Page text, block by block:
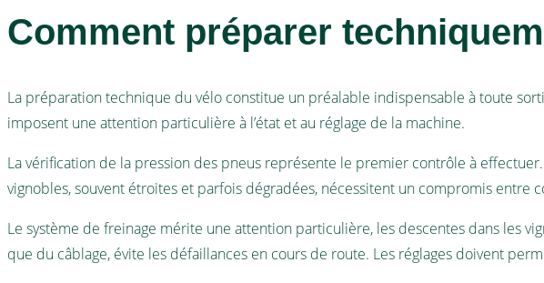
Comment préparer
La préparation technique du vélo constitue un préalable indispensable à toute
imposent une attention particulière à l’état et au réglage de la machine.
La vérification de la pression des pneus représente le premier contrôle à
vignobles, souvent étroites et parfois dégradées, nécessitent un compromis entre
Le système de freinage mérite une attention particulière, les descentes dans les
que du câblage, évite les défaillances en cours de route. Les réglages doivent